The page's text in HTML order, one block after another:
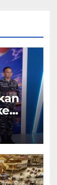
dan